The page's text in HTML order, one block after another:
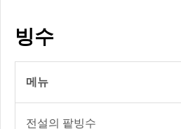
빙수
메뉴
전설의 팥빙수